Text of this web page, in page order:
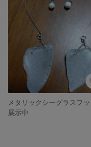
展示中